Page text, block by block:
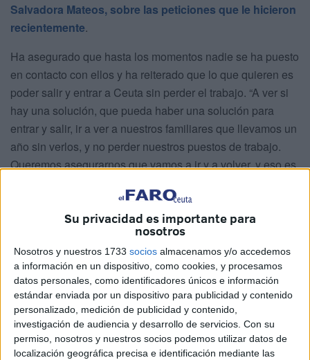
Su privacidad es importante para
nosotros
Nosotros y nuestros 1733 socios almacenamos y/o accedemos
a información en un dispositivo, como cookies, y procesamos
datos personales, como identificadores únicos e información
estándar enviada por un dispositivo para publicidad y contenido
personalizado, medición de publicidad y contenido,
investigación de audiencia y desarrollo de servicios. Con su
permiso, nosotros y nuestros socios podemos utilizar datos de
localización geográfica precisa e identificación mediante las
Salvadora Mateos, sobre las peticiones que le hicieron
recientemente.
Ha asegurado que hasta los momentos nadie se ha puesto
en contacto con ellos y ha reiterado que lo que quieren es
poder salir y entrar a Ceuta sin perder el trabajo. “A ver si
hay una solución, que pueda haber una solución para
entrar y salir, ir a ver a nuestros familiares que llevamos un
año sin verlos, y no perder nuestros puestos de trabajo.
Queremos asegurarnos que vamos a ir y a volver, y eso es